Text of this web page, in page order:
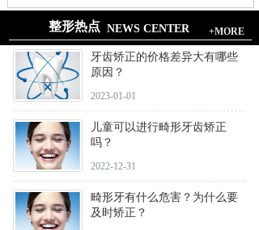
整形热点 NEWS CENTER +MORE
牙齿矫正的价格差异大有哪些
原因？
2023-01-01
儿童可以进行畸形牙齿矫正
吗？
2022-12-31
畸形牙有什么危害？为什么要
及时矫正？